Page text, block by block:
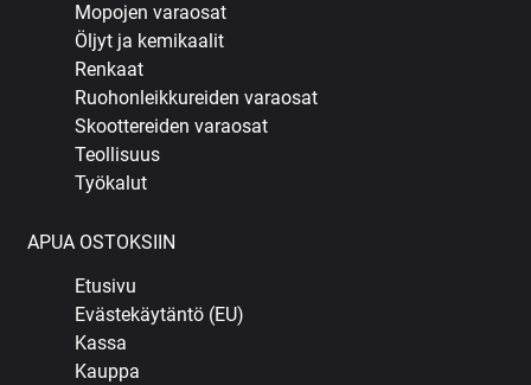
Mopojen varaosat
Öljyt ja kemikaalit
Renkaat
Ruohonleikkureiden varaosat
Skoottereiden varaosat
Teollisuus
Työkalut
APUA OSTOKSIIN
Etusivu
Evästekäytäntö (EU)
Kassa
Kauppa